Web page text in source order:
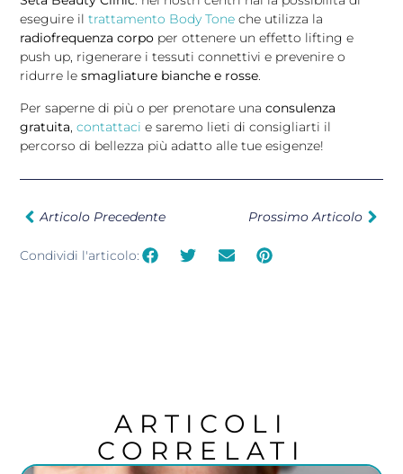
eseguire iltrattamento Body Tone che utilizza la
radiofrequenza corpo per ottenere un effetto lifting e
push up, rigenerare i tessuti connettivi e prevenire o
ridurre lesmagliature bianche e rosse.
Per saperne di più o per prenotare unaconsulenza
gratuita,contattaci e saremo lieti di consigliarti il
percorso di bellezza più adatto alle tue esigenze!
Articolo Precedente Prossimo Articolo
Condividi l'articolo:
ARTICOLI
CORRELATI